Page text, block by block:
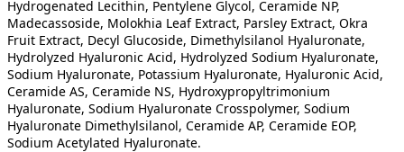
Hydrogenated Lecithin, Pentylene Glycol, Ceramide NP,
Madecassoside, Molokhia Leaf Extract, Parsley Extract, Okra
Fruit Extract, Decyl Glucoside, Dimethylsilanol Hyaluronate,
Hydrolyzed Hyaluronic Acid, Hydrolyzed Sodium Hyaluronate,
Sodium Hyaluronate, Potassium Hyaluronate, Hyaluronic Acid,
Ceramide AS, Ceramide NS, Hydroxypropyltrimonium
Hyaluronate, Sodium Hyaluronate Crosspolymer, Sodium
Hyaluronate Dimethylsilanol, Ceramide AP, Ceramide EOP,
Sodium Acetylated Hyaluronate.